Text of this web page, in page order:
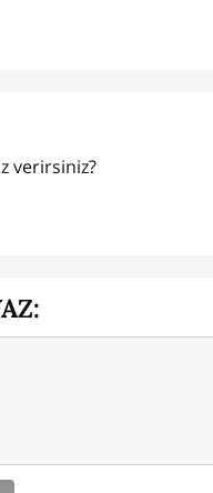
verirsiniz?